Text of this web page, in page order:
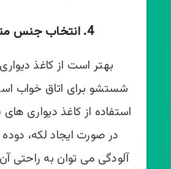
4. انتخاب جنس مناسب
بهتر است از کاغذ
شستشو برای اتاق خواب
استفاده از کاغذ دیواری
در صورت ایجاد لکه،
آلودگی می توان به راحتی